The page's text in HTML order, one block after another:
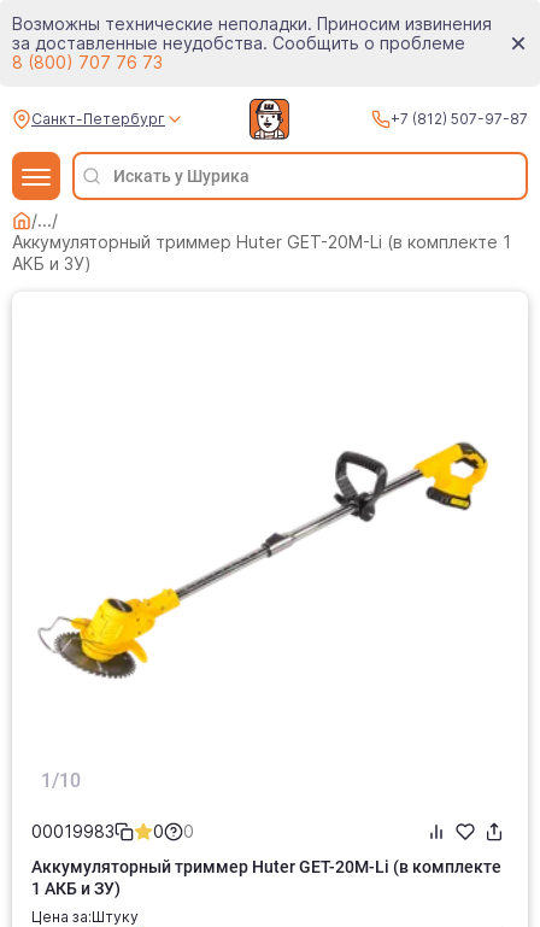
Возможны технические неполадки. Приносим извинения
за доставленные неудобства. Сообщить о проблеме
8 (800) 707 76 73
Санкт-Петербург +7 (812) 507-97-87
/.../
Аккумуляторный триммер Huter GET-20M-Li (в комплекте 1
АКБ и ЗУ)
1/10
00019983 0 0
Аккумуляторный триммер Huter GET-20M-Li (в комплекте
1 АКБ и ЗУ)
Цена за: штуку